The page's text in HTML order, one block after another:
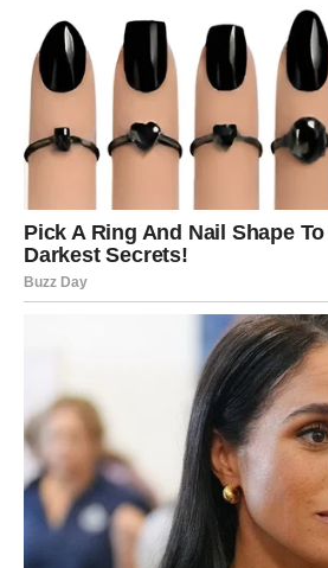
Nakon što se mješavina đumbira
aloe vere. 4. Završna obrada
U smjesu dodajte 1 žličicu ulja slatkog
temeljito izmiješajte dok ne dobijete
Skladištenje:
Premjestite kremu u čistu staklenu
držite na hladnom mjestu.